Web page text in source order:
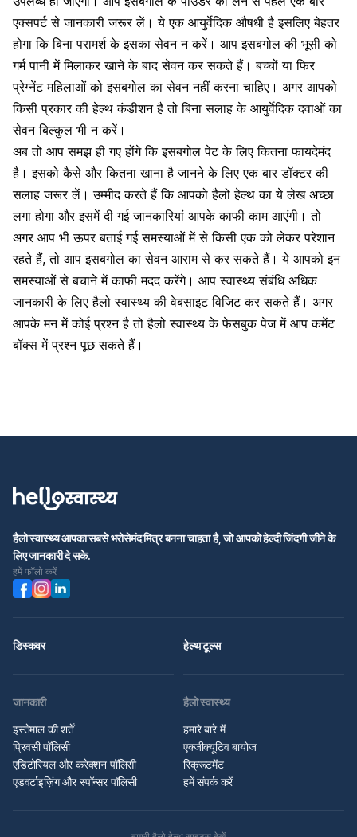
एक्सपर्ट से जानकारी जरूर लें। ये एकआयुर्वेदिक औषधी है इसलिए बेहतर
होगा कि बिना परामर्श के इसका सेवन न करें। आप इसबगोल की भूसी को
गर्म पानी में मिलाकर खाने के बाद सेवन कर सकते हैं। बच्चों या फिर
प्रेग्नेंट महिलाओं को इसबगोल का सेवन नहीं करना चाहिए। अगर आपको
किसी प्रकार की हेल्थ कंडीशन है तो बिना सलाह के आयुर्वेदिक दवाओं का
सेवन बिल्कुल भी न करें।
अब तो आप समझ ही गए होंगे कि इसबगोल पेट के लिए कितना फायदेमंद
है। इसको कैसे और कितना खाना है जानने के लिए एक बार डॉक्टर की
सलाह जरूर लें। उम्मीद करते हैं कि आपको हैलो हेल्थ का ये लेख अच्छा
लगा होगा और इसमें दी गई जानकारियां आपके काफी काम आएंगी। तो
अगर आप भी ऊपर बताई गई समस्याओं में से किसी एक को लेकर परेशान
रहते हैं, तो आप इसबगोल का सेवन आराम से कर सकते हैं। ये आपको इन
समस्याओं से बचाने में काफी मदद करेंगे। आप स्वास्थ्य संबंधि अधिक
जानकारी के लिए हैलो स्वास्थ्य की वेबसाइट विजिट कर सकते हैं। अगर
आपके मन में कोई प्रश्न है तो हैलो स्वास्थ्य के फेसबुक पेज में आप कमेंट
बॉक्स में प्रश्न पूछ सकते हैं।
हैलो स्वास्थ्य आपका सबसे भरोसेमंद मित्र बनना चाहता है, जो आपको हेल्दी जिंदगी जीने के
लिए जानकारी दे सके.
हमें फॉलो करें
डिस्कवर हेल्थ टूल्स
जानकारी
इस्तेमाल की शर्तें
प्रिवसी पॉलिसी
एडिटोरियल और करेक्शन पॉलिसी
एडवर्टाइज़िंग और स्पॉन्सर पॉलिसी
हैलो स्वास्थ्य
हमारे बारे में
एक्जीक्यूटिव बायोज
रिक्रूटमेंट
हमें संपर्क करें